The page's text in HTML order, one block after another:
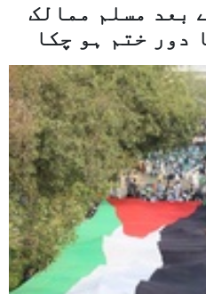
بعد مسلم ممالک
دور ختم ہو چکا